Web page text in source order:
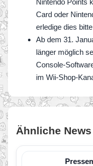
Nintendo Points
Card oder
erledige dies
Ab dem 31.
länger möglich
Console-
im Wii-Shop-
Ähnliche News